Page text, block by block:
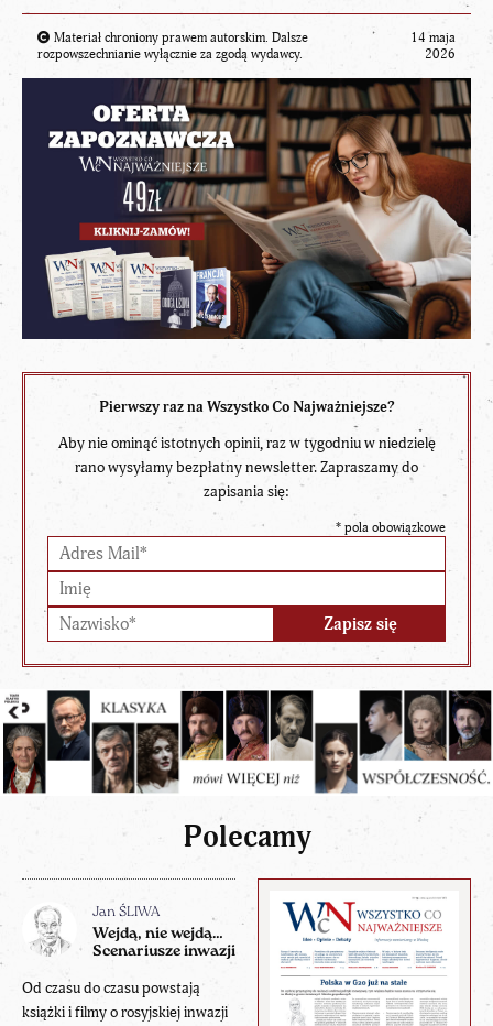
Materiał chroniony prawem autorskim. Dalsze
rozpowszechnianie wyłącznie za zgodą wydawcy.
14 maja
2026
Pierwszy raz na Wszystko Co Najważniejsze?
Aby nie ominąć istotnych opinii, raz w tygodniu w niedzielę
rano wysyłamy bezpłatny newsletter. Zapraszamy do
zapisania się:
* pola obowiązkowe
Polecamy
Jan ŚLIWA
Wejdą, nie wejdą…
Scenariusze inwazji
Od czasu do czasu powstają
książki i filmy o rosyjskiej inwazji